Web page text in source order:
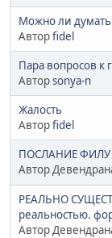
Можно ли думать
Авторfidel
Пара вопросов к
Авторsonya-n
Жалость
Авторfidel
ПОСЛАНИЕ
Автор
РЕАЛЬНО
реальностью.
Автор